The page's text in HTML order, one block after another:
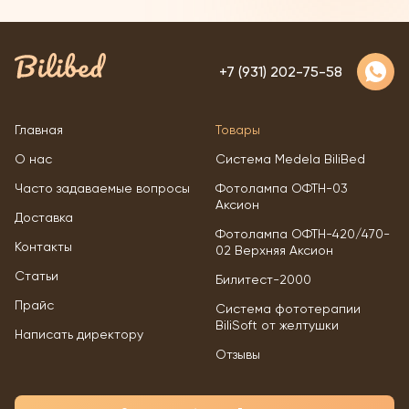
младенчестве. Родителям
Главная
О нас
Часто задаваемые вопросы
Доставка
Контакты
Статьи
Прайс
Написать директору
Товары
Система Medela BiliBed
Фотолампа ОФТН-03
Аксион
Фотолампа ОФТН-420/470-
02 Верхняя Аксион
Билитест-2000
Система фототерапии
BiliSoft от желтушки
Отзывы
+7 (931) 202-75-58